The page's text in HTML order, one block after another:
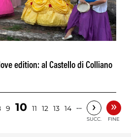
edition: al Castello di Colliano
9 10 11 12 13 14 … ›
SUCC.
»
FINE